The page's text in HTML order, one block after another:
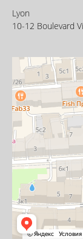
Lyon
10-12 Boulevard
Скиф Консалтинг
Юридические
Инвестиционная